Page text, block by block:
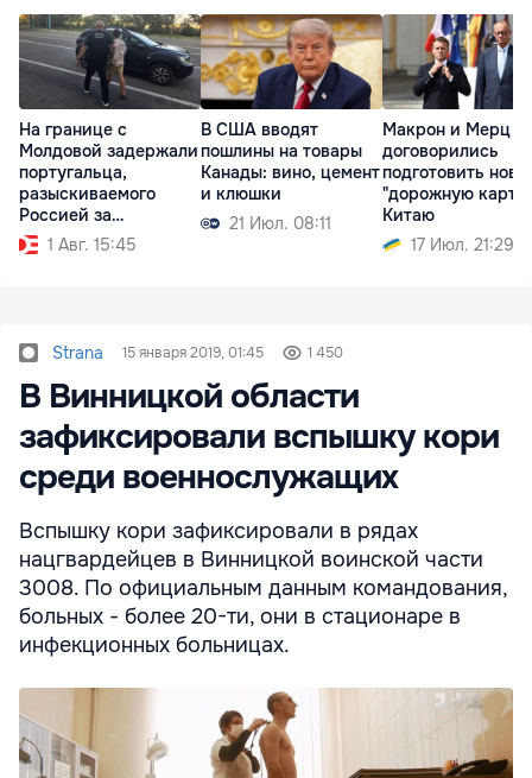
На границе с
Молдовой задержали
португальца,
разыскиваемого
Россией за
наркоторговлю
1 Авг. 15:45
В США вводят
пошлины на товары
Канады: вино, цемент
и клюшки
21 Июл. 08:11
Макрон и Мерц
договорились
подготовить
"дорожную
Китаю
17 Июл. 21:29
Strana 15 января 2019, 01:45 1 450
В Винницкой области
зафиксировали вспышку кори
среди военнослужащих
Вспышку кори зафиксировали в рядах
нацгвардейцев в Винницкой воинской части
3008. По официальным данным командования,
больных - более 20-ти, они в стационаре в
инфекционных больницах.